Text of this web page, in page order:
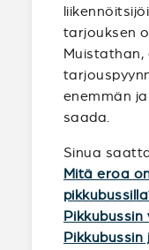
tarjouksen
enemmän
saada.
Sinua
Mitä eroa